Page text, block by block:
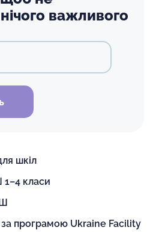
важливого
шкіл
класи
програмою Ukraine Facility